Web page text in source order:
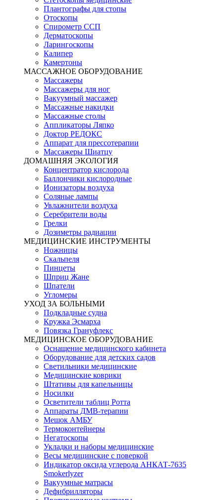
Плантографы для стопы
Отоскопы
Спирометр ССП
Дерматоскопы
Ларингоскопы
Калипер
Камертоны
МАССАЖНОЕ ОБОРУДОВАНИЕ
Массажеры
Массажеры для ног
Вакуумный массажер
Массажные накидки
Массажные столы
Аппликаторы Ляпко
Доктор РЕДОКС
Аппарат для прессотерапии
Массажеры Шиатцу
ДОМАШНЯЯ ЭКОЛОГИЯ
Концентратор кислорода
Баллончики кислородные
Ионизаторы воздуха
Соляные лампы
Увлажнители воздуха
Серебрители воды
Грелки
Дозиметры радиации
МЕДИЦИНСКИЕ ИНСТРУМЕНТЫ
Ножницы
Скальпеля
Пинцеты
Шприц Жане
Шпатели
Угломеры
УХОД ЗА БОЛЬНЫМИ
Подкладные судна
Кружка Эсмарха
Повязка Грануфлекс
МЕДИЦИНСКОЕ ОБОРУДОВАНИЕ
Оснащение медицинского кабинета
Оборудование для детских садов
Светильники медицинские
Медицинские коврики
Штативы для капельницы
Носилки
Осветители таблиц Ротта
Аппараты ДМВ-терапии
Мешок АМБУ
Термоконтейнеры
Негатоскопы
Укладки и наборы медицинские
Весы медицинские с поверкой
Индикатор оксида углерода АНКАТ-7635
Smokerlyzer
Вакуумные матрасы
Дефибрилляторы